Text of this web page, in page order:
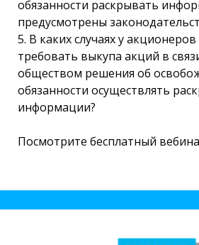
обязанности раскрывать
предусмотрены
5. В каких случаях у
требовать выкупа акций в
обществом решения об
обязанности осуществлять
информации?
Посмотрите бесплатный